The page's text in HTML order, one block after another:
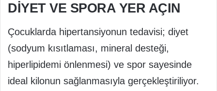
DİYET VE SPORA YER AÇIN
Çocuklarda hipertansiyonun tedavisi; diyet
(sodyum kısıtlaması, mineral desteği,
hiperlipidemi önlenmesi) ve spor sayesinde
ideal kilonun sağlanmasıyla gerçekleştiriliyor.